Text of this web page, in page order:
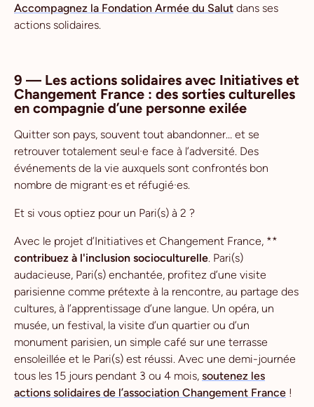
Accompagnez la Fondation Armée du Salut dans ses
actions solidaires.
9 — Les actions solidaires avec Initiatives et
Changement France : des sorties culturelles
en compagnie d’une personne exilée
Quitter son pays, souvent tout abandonner… et se
retrouver totalement seul·e face à l’adversité. Des
événements de la vie auxquels sont confrontés bon
nombre de migrant·es et réfugié·es.
Et si vous optiez pour un Pari(s) à 2 ?
Avec le projet d’Initiatives et Changement France, **
contribuez à l'inclusion socioculturelle. Pari(s)
audacieuse, Pari(s) enchantée, profitez d’une visite
parisienne comme prétexte à la rencontre, au partage des
cultures, à l’apprentissage d’une langue. Un opéra, un
musée, un festival, la visite d’un quartier ou d’un
monument parisien, un simple café sur une terrasse
ensoleillée et le Pari(s) est réussi. Avec une demi-journée
tous les 15 jours pendant 3 ou 4 mois, soutenez les
actions solidaires de l’association Changement France !